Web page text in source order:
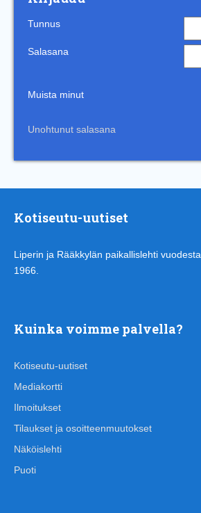
Tunnus
Salasana
Muista minut
Unohtunut salasana
Kotiseutu-uutiset
Liperin ja Rääkkylän paikallislehti vuodesta
1966.
Kuinka voimme palvella?
Kotiseutu-uutiset
Mediakortti
Ilmoitukset
Tilaukset ja osoitteenmuutokset
Näköislehti
Puoti